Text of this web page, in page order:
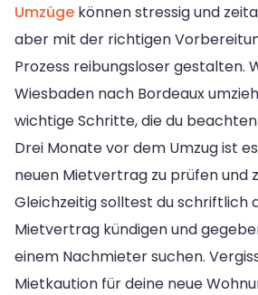
Umzüge können stressig und
aber mit der richtigen
Prozess reibungsloser gestalten.
Wiesbaden nach Bordeaux
wichtige Schritte, die du
Drei Monate vor dem Umzug ist
neuen Mietvertrag zu prüfen und
Gleichzeitig solltest du schriftlich
Mietvertrag kündigen und
einem Nachmieter suchen.
Mietkaution für deine neue